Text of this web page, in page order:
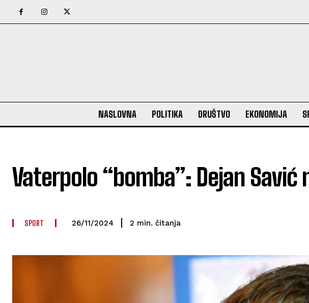
NASLOVNA POLITIKA DRUŠTVO EKONOMIJA
Vaterpolo “bomba”: Dejan
SPORT 26/11/2024 2 min. čitanja